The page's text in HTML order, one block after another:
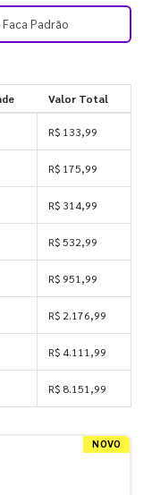
Padrão
Valor Total
R$ 133,99
R$ 175,99
R$ 314,99
R$ 532,99
R$ 951,99
R$ 2.176,99
R$ 4.111,99
R$ 8.151,99
NOVO